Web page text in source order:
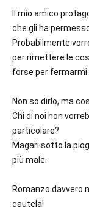
Il mio amico
che gli ha
Probabilmente
per rimettere le
forse per fermarmi
Non so dirlo, ma
Chi di noi non
particolare?
Magari sotto la
più male.
Romanzo davvero
cautela!